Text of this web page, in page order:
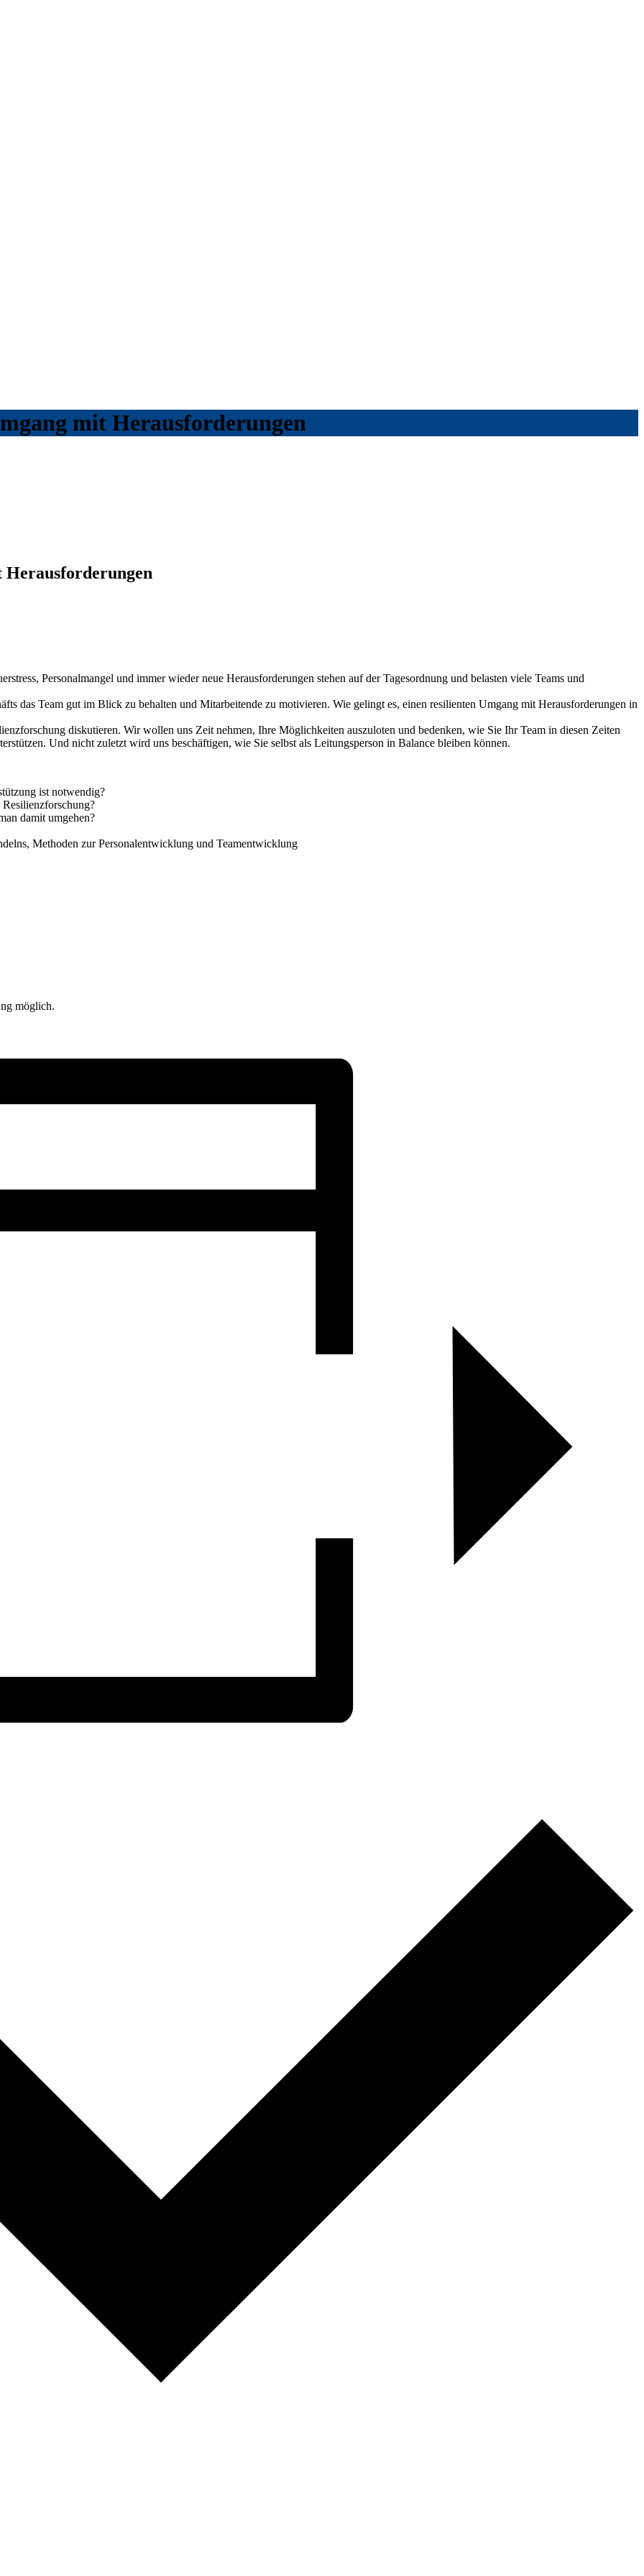
mit Herausforderungen
Herausforderungen
Personalmangel und immer wieder neue Herausforderungen stehen auf der Tagesordnung und belasten viele Teams und
das Team gut im Blick zu behalten und Mitarbeitende zu motivieren. Wie gelingt es, einen resilienten Umgang mit Herausforderungen in
diskutieren. Wir wollen uns Zeit nehmen, Ihre Möglichkeiten auszuloten und bedenken, wie Sie Ihr Team in diesen Zeiten
Und nicht zuletzt wird uns beschäftigen, wie Sie selbst als Leitungsperson in Balance bleiben können.
ist notwendig?
damit umgehen?
Methoden zur Personalentwicklung und Teamentwicklung
möglich.